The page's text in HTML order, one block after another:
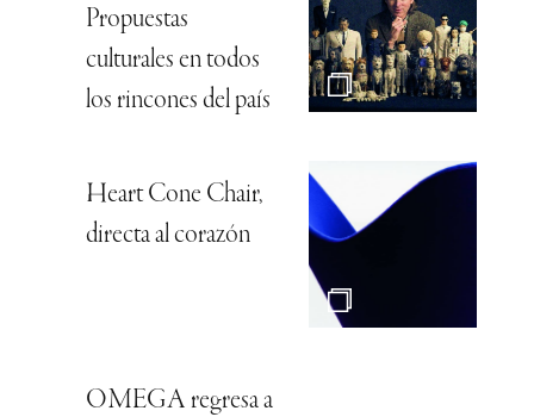
Propuestas
culturales en todos
los rincones del país
Heart Cone Chair,
directa al corazón
OMEGA regresa a